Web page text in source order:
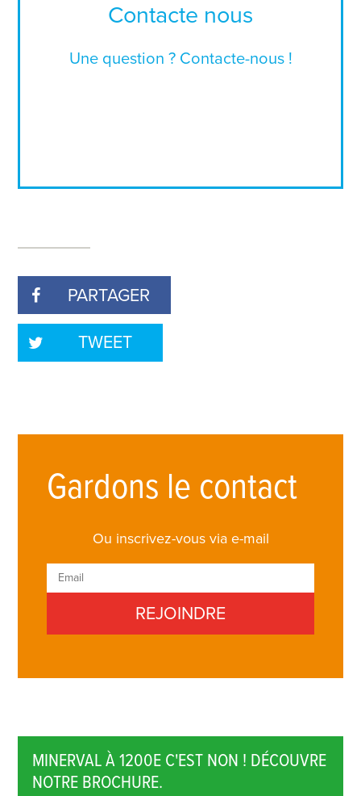
Contacte nous
Une question ? Contacte-nous !
PARTAGER
TWEET
Gardons le contact
Ou inscrivez-vous via e-mail
MINERVAL À 1200E C'EST NON ! DÉCOUVRE
NOTRE BROCHURE.